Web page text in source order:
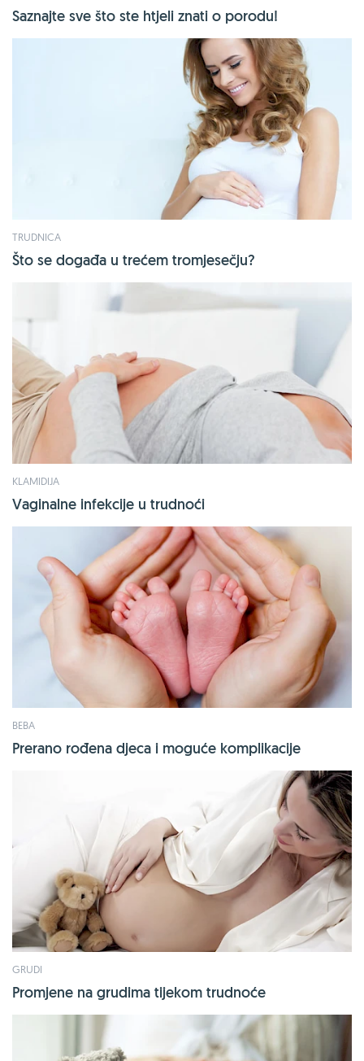
Saznajte sve što ste htjeli znati o porodu!
TRUDNICA
Što se događa u trećem tromjesečju?
KLAMIDIJA
Vaginalne infekcije u trudnoći
BEBA
Prerano rođena djeca i moguće komplikacije
GRUDI
Promjene na grudima tijekom trudnoće